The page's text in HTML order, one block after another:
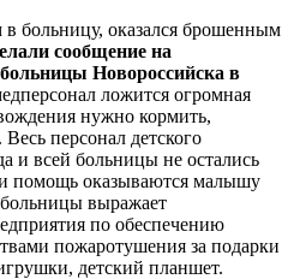
больницу, оказался брошенным
сообщение на
Новороссийска в
ложится огромная
нужно кормить,
персонал детского
и всей больницы не остались
помощь оказываются малышу
выражает
по обеспечению
пожаротушения за подарки
детский планшет.